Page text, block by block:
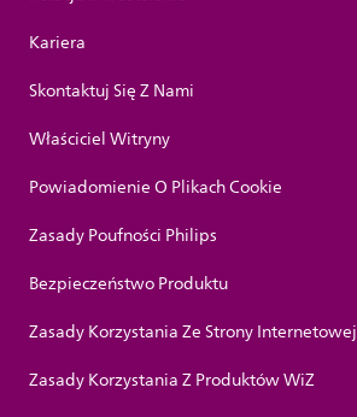
Kariera
Skontaktuj Się Z Nami
Właściciel Witryny
Powiadomienie O Plikach Cookie
Zasady Poufności Philips
Bezpieczeństwo Produktu
Zasady Korzystania Ze Strony Internetowej
Zasady Korzystania Z Produktów WiZ